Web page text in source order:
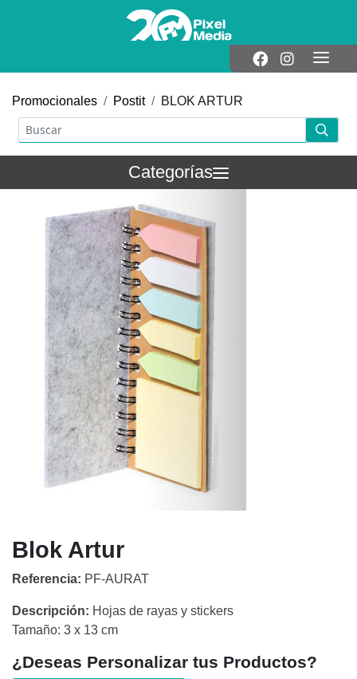
Promocionales Postit BLOK ARTUR
Categorías
Blok Artur
Referencia: PF-AURAT
Descripción: Hojas de rayas y stickers
Tamaño: 3 x 13 cm
¿Deseas Personalizar tus Productos?